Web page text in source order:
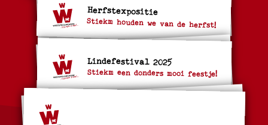
Herfstexpositie
Stiekm houden we van de herfst!
Lindefestival 2025
Stiekm een donders mooi feestje!